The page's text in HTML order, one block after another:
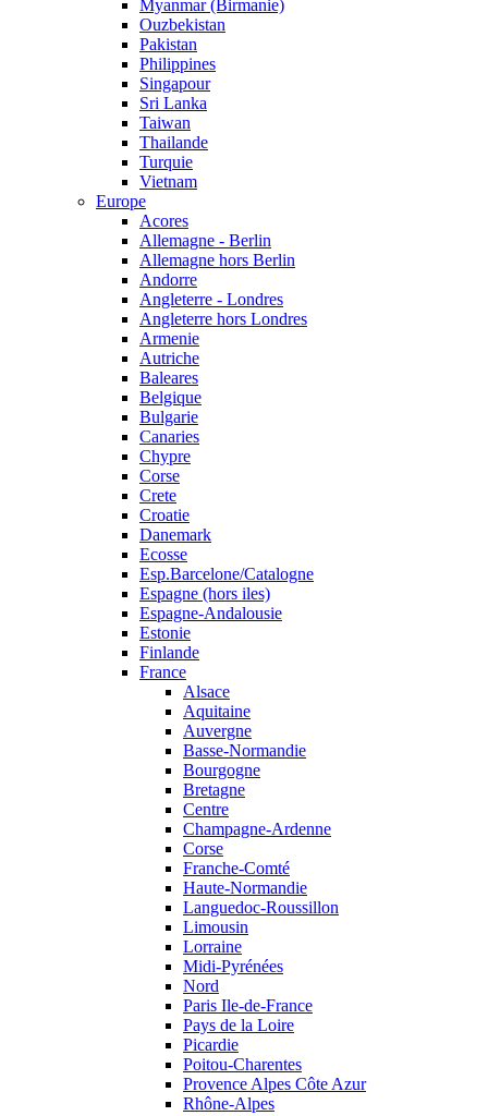
Myanmar (Birmanie)
Ouzbekistan
Pakistan
Philippines
Singapour
Sri Lanka
Taiwan
Thailande
Turquie
Vietnam
Europe
Acores
Allemagne - Berlin
Allemagne hors Berlin
Andorre
Angleterre - Londres
Angleterre hors Londres
Armenie
Autriche
Baleares
Belgique
Bulgarie
Canaries
Chypre
Corse
Crete
Croatie
Danemark
Ecosse
Esp.Barcelone/Catalogne
Espagne (hors iles)
Espagne-Andalousie
Estonie
Finlande
France
Alsace
Aquitaine
Auvergne
Basse-Normandie
Bourgogne
Bretagne
Centre
Champagne-Ardenne
Corse
Franche-Comté
Haute-Normandie
Languedoc-Roussillon
Limousin
Lorraine
Midi-Pyrénées
Nord
Paris Ile-de-France
Pays de la Loire
Picardie
Poitou-Charentes
Provence Alpes Côte Azur
Rhône-Alpes